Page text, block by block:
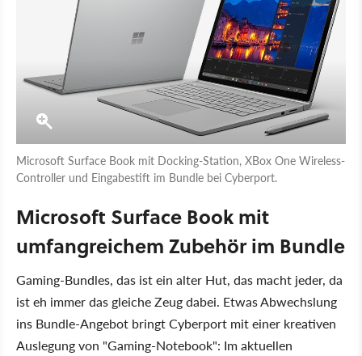
Microsoft Surface Book mit Docking-Station, XBox One Wireless-
Controller und Eingabestift im Bundle bei Cyberport.
Microsoft Surface Book mit
umfangreichem Zubehör im Bundle
Gaming-Bundles, das ist ein alter Hut, das macht jeder, da
ist eh immer das gleiche Zeug dabei. Etwas Abwechslung
ins Bundle-Angebot bringt Cyberport mit einer kreativen
Auslegung von "Gaming-Notebook": Im aktuellen